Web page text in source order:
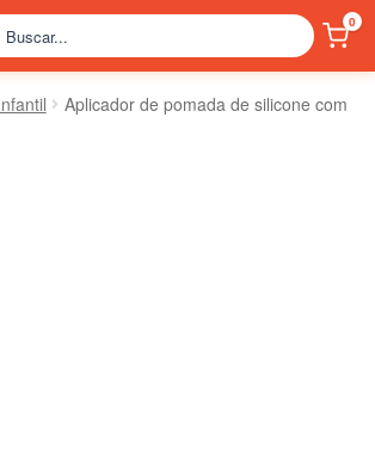
Aplicador de pomada de silicone com
Buscar...
0